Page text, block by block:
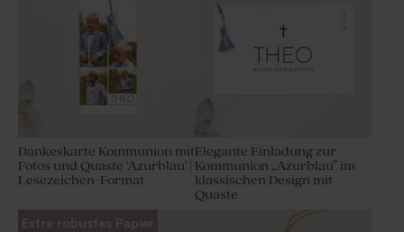
Dankeskarte Kommunion mit
Fotos und Quaste 'Azurblau' |
Lesezeichen-Format
Elegante Einladung zur
Kommunion „Azurblau” im
klassischen Design mit
Quaste
Extra robustes Papier